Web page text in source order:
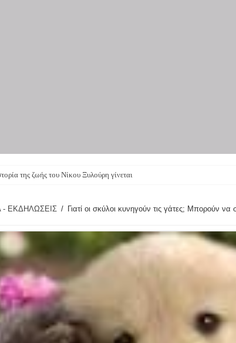
της ζωής του Νίκου Ξυλούρη γίνεται θεατρική πα
- ΕΚΔΗΛΩΣΕΙΣ / Γιατί οι σκύλοι κυνηγούν τις γάτες; Μπορούν